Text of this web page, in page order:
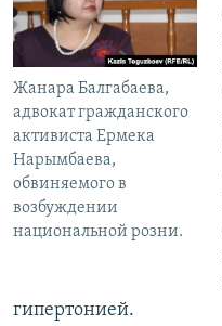
Жанара Балгабаева,
адвокат гражданского
активиста Ермека
Нарымбаева,
обвиняемого в
возбуждении
национальной розни.
гипертонией.